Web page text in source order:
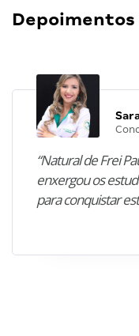
“Natural de Frei
enxergou os
para conquistar